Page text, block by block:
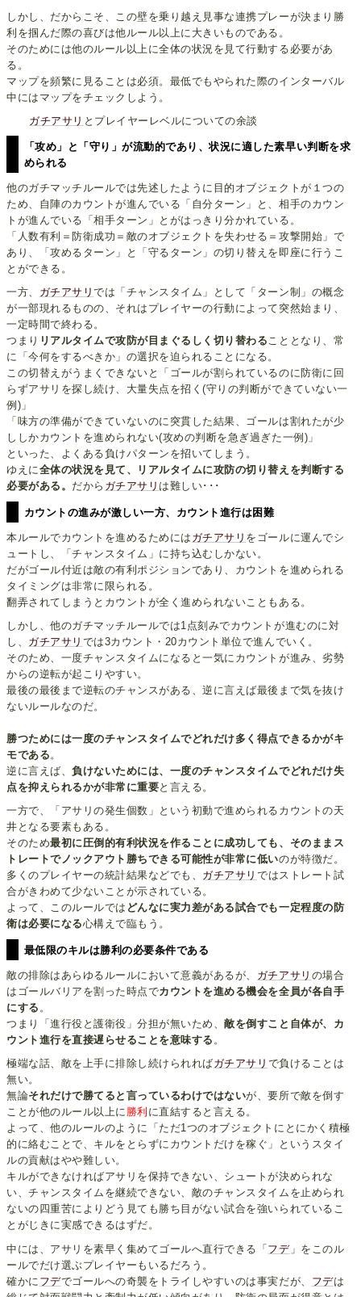
しかし、だからこそ、この壁を乗り越え見事な連携プレーが決まり勝
利を掴んだ際の喜びは他ルール以上に大きいものである。
そのためには他のルール以上に全体の状況を見て行動する必要があ
る。
マップを頻繁に見ることは必須。最低でもやられた際のインターバル
中にはマップをチェックしよう。
ガチアサリ とプレイヤーレベルについての余談
「攻め」と「守り」が流動的であり、状況に適した素早い判断を求
められる
他のガチマッチルールでは先述したように目的オブジェクトが１つの
ため、自陣のカウントが進んでいる「自分ターン」と、相手のカウン
トが進んでいる「相手ターン」とがはっきり分かれている。
「人数有利＝防衛成功＝敵のオブジェクトを失わせる＝攻撃開始」で
あり、「攻めるターン」と「守るターン」の切り替えを即座に行うこ
とができる。
一方、 ガチアサリでは「チャンスタイム」として「ターン制」の概念
が一部現れるものの、それはプレイヤーの行動によって突然始まり、
一定時間で終わる。
つまり リアルタイムで攻防が目まぐるしく切り替わることとなり、常
に「今何をするべきか」の選択を迫られることになる。
この切替えがうまくできないと「ゴールが割られているのに防衛に回
らずアサリを探し続け、大量失点を招く(守りの判断ができていない一
例)」
「味方の準備ができていないのに突貫した結果、ゴールは割れたが少
ししかカウントを進められない(攻めの判断を急ぎ過ぎた一例)」
といった、よくある負けパターンを招いてしまう。
ゆえに全体の状況を見て、リアルタイムに攻防の切り替えを判断する
必要がある。 だから ガチアサリ は難しい･･･
カウントの進みが激しい一方、カウント進行は困難
本ルールでカウントを進めるためには ガチアサリ をゴールに運んでシ
ュートし、「チャンスタイム」に持ち込むしかない。
だがゴール付近は敵の有利ポジションであり、カウントを進められる
タイミングは非常に限られる。
翻弄されてしまうとカウントが全く進められないこともある。
しかし、他のガチマッチルールでは1点刻みでカウントが進むのに対
し、 ガチアサリ では3カウント・20カウント単位で進んでいく。
そのため、一度チャンスタイムになると一気にカウントが進み、劣勢
からの逆転が起こりやすい。
最後の最後まで逆転のチャンスがある、逆に言えば最後まで気を抜け
ないルールなのだ。
勝つためには一度のチャンスタイムでどれだけ多く得点できるかがキ
モである。
逆に言えば、負けないためには、一度のチャンスタイムでどれだけ失
点を抑えられるかが非常に重要と言える。
一方で、「アサリの発生個数」という初動で進められるカウントの天
井となる要素もある。
そのため最初に圧倒的有利状況を作ることに成功しても、そのままス
トレートでノックアウト勝ちできる可能性が非常に低いのが特徴だ。
多くのプレイヤーの統計結果などでも、 ガチアサリ ではストレート試
合がきわめて少ないことが示されている。
よって、このルールでは どんなに実力差がある試合でも一定程度の防
衛は必要になる心構えで臨もう。
最低限のキルは勝利の必要条件である
敵の排除はあらゆるルールにおいて意義があるが、 ガチアサリ の場合
はゴールバリアを割った時点でカウントを進める機会を全員が各自手
にする 。
つまり「進行役と護衛役」分担が無いため、敵を倒すこと自体が、カ
ウント進行を直接遅らせることを意味する 。
極端な話、敵を上手に排除し続けられればガチアサリ で負けることは
無い。
無論それだけで勝てると言っているわけではないが、要所で敵を倒す
ことが他のルール以上に 勝利 に直結すると言える。
よって、他のルールのように「ただ1つのオブジェクトにとにかく積極
的に絡むことで、キルをとらずにカウントだけを稼ぐ」というスタイ
ルの貢献はやや難しい。
キルができなければアサリを保持できない、シュートが決められな
い、チャンスタイムを継続できない、敵のチャンスタイムを止められ
ないの四重苦によりどう見ても勝ち目がない試合を強いられているこ
とがじきに実感できるはずだ。
中には、アサリを素早く集めてゴールへ直行できる「フデ」をこのル
ールでだけ選ぶプレイヤーもいるだろう。
確かに フデでゴールへの奇襲をトライしやすいのは事実だが、 フデは